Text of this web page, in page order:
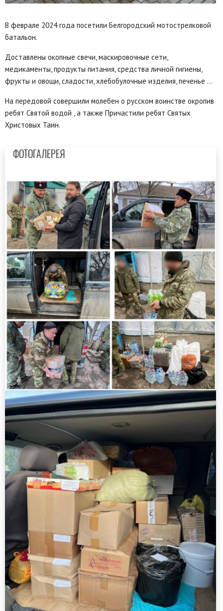
В феврале 2024 года посетили Белгородский мотострелковой
батальон.
Доставлены окопные свечи, маскировочные сети,
медикаменты, продукты питания, средства личной гигиены,
фрукты и овощи, сладости, хлебобулочные изделия, печенье …
На передовой совершили молебен о русском воинстве окропив
ребят Святой водой , а также Причастили ребят Святых
Христовых Таин.
ФОТОГАЛЕРЕЯ